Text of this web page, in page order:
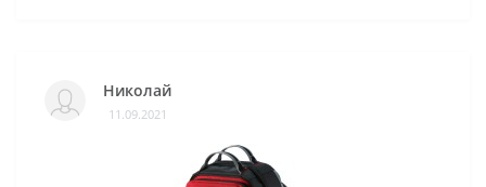
Николай
11.09.2021